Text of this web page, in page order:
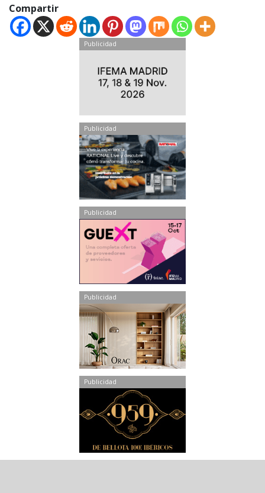
Compartir
Publicidad
Publicidad
Publicidad
Publicidad
Publicidad